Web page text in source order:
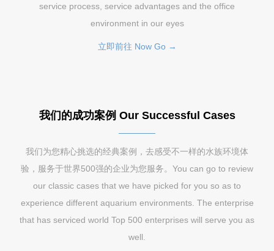
service process, service advantages and the office
environment in our eyes
立即前往 Now Go →
我们的成功案例 Our Successful Cases
我们为您精心挑选的经典案例，去感受不一样的水族环境体
验，服务于世界500强的企业为您服务。You can go to review
our classic cases that we have picked for you so as to
experience different aquarium environments. The enterprise
that has serviced world Top 500 enterprises will serve you as
well.